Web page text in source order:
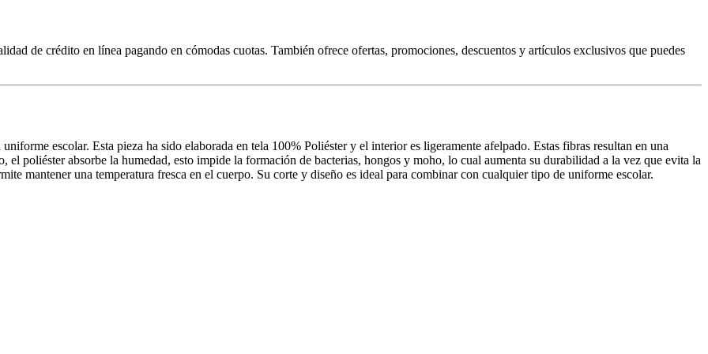
de crédito en línea pagando en cómodas cuotas. También ofrece ofertas, promociones, descuentos y artículos exclusivos que puedes
escolar. Esta pieza ha sido elaborada en tela 100% Poliéster y el interior es ligeramente afelpado. Estas fibras resultan en una
el poliéster absorbe la humedad, esto impide la formación de bacterias, hongos y moho, lo cual aumenta su durabilidad a la vez que evita la
mantener una temperatura fresca en el cuerpo. Su corte y diseño es ideal para combinar con cualquier tipo de uniforme escolar.